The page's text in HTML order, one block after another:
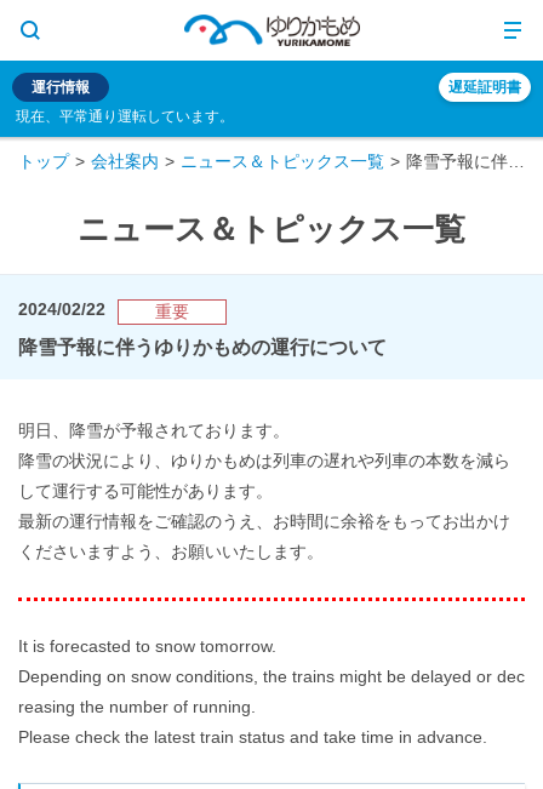
運行情報
現在、平常通り運転しています。
遅延証明書
トップ 会社案内 ニュース＆トピックス一覧
ニュース＆トピックス一覧
2024/02/22 重要
降雪予報に伴うゆりかもめの運行について
明日、降雪が予報されております。
降雪の状況により、ゆりかもめは列車の遅れや列車の本数を減ら
して運行する可能性があります。
最新の運行情報をご確認のうえ、お時間に余裕をもってお出かけ
くださいますよう、お願いいたします。
It is forecasted to snow tomorrow.
Depending on snow conditions, the trains might be delayed or dec
reasing the number of running.
Please check the latest train status and take time in advance.